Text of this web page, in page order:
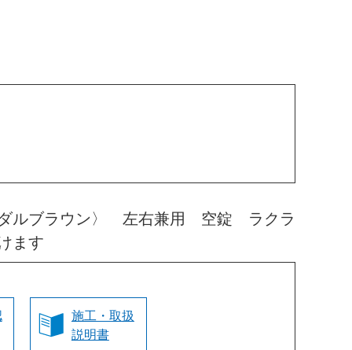
ルブラウン〉 左右兼用 空錠 ラクラ
ます
施工・取扱
説明書